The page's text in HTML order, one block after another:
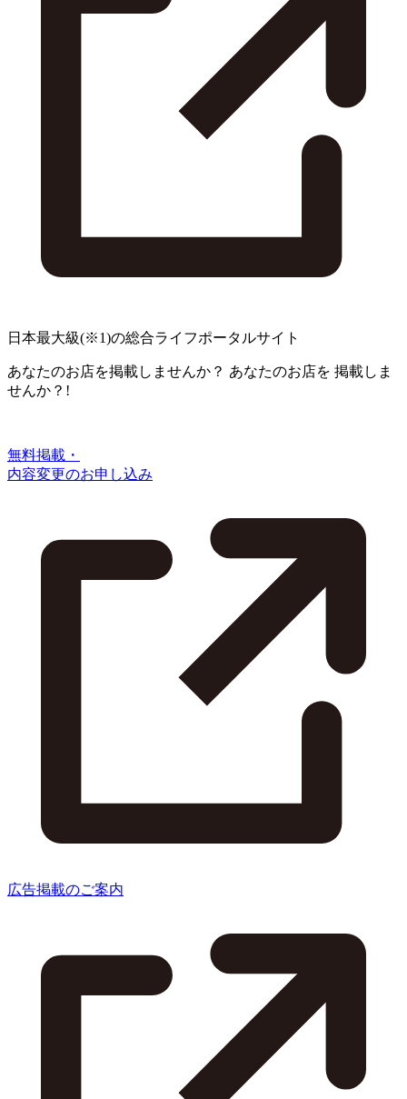
日本最大級(※1)の総合ライフポータルサイト
あなたのお店を掲載しませんか？ あなたのお店を 掲載しま
せんか？!
無料掲載・
内容変更のお申し込み
広告掲載のご案内